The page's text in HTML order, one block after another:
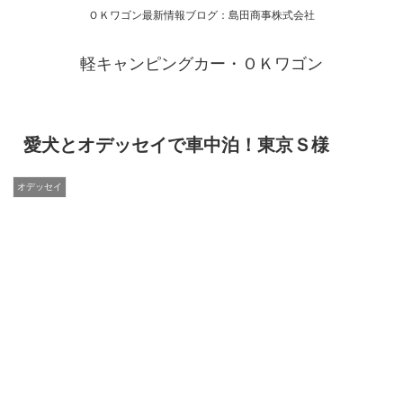
ＯＫワゴン最新情報ブログ：島田商事株式会社
軽キャンピングカー・ＯＫワゴン
愛犬とオデッセイで車中泊！東京Ｓ様
オデッセイ